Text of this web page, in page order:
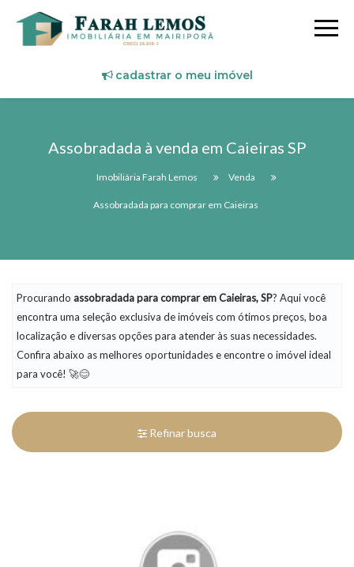
cadastrar o meu imóvel
Assobradada à venda em Caieiras SP
Imobiliária Farah Lemos Venda
Assobradada para comprar em Caieiras
Procurando assobradadapara comprar em Caieiras, SP? Aqui você
encontra uma seleção exclusiva de imóveis com ótimos preços, boa
localização e diversas opções para atender às suas necessidades.
Confira abaixo as melhores oportunidades e encontre o imóvel ideal
para você! 🚀😊
Refinar busca